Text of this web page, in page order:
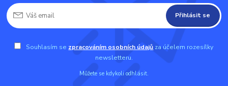
Přihlásit se
Souhlasím se zpracováním osobních údajů za účelem rozesílky
newsletteru.
Můžete se kdykoli odhlásit.